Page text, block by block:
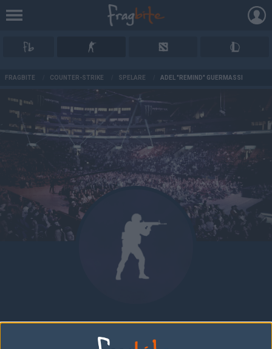
FRAGBITE COUNTER-STRIKE SPELARE ADEL "REMIND" GUERMASSI
Adel "Remind" Guermassi
TUNISIA